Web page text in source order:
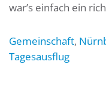
war’s einfach ein
Gemeinschaft,
Tagesausflug